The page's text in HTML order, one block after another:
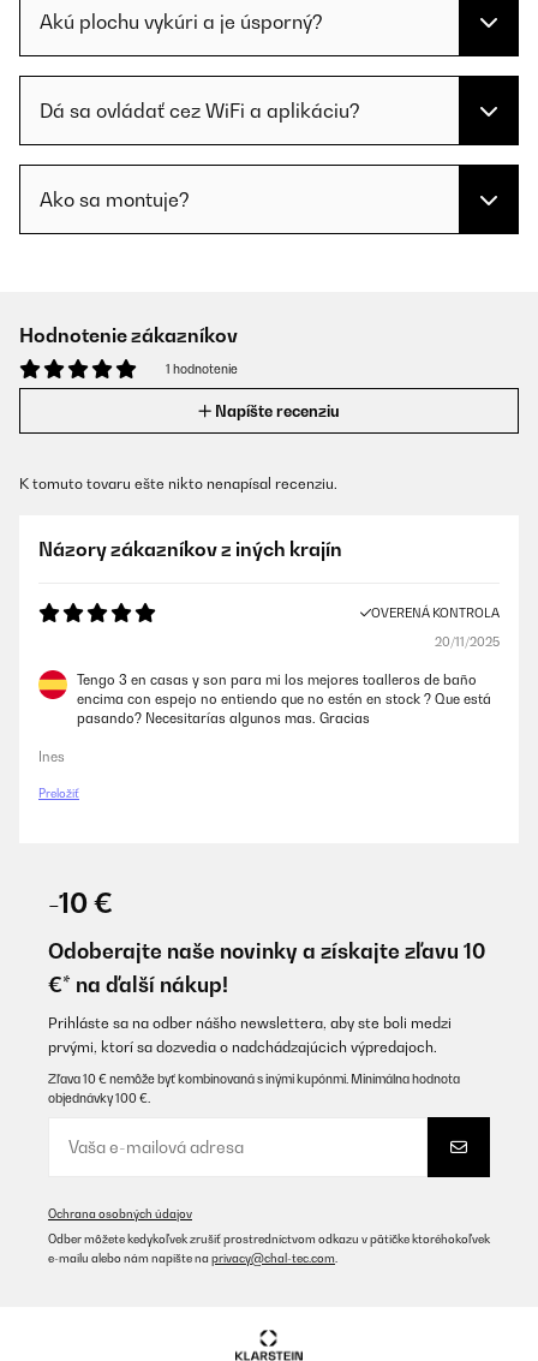
Akú plochu vykúri a je úsporný?
Dá sa ovládať cez WiFi a aplikáciu?
Ako sa montuje?
Hodnotenie zákazníkov
1 hodnotenie
Napíšte recenziu
K tomuto tovaru ešte nikto nenapísal recenziu.
Názory zákazníkov z iných krajín
OVERENÁ KONTROLA
20/11/2025
Tengo 3 en casas y son para mi los mejores toalleros de baño
encima con espejo no entiendo que no estén en stock ? Que está
pasando? Necesitarías algunos mas. Gracias
Ines
Preložiť
-10 €
Odoberajte naše novinky a získajte zľavu 10
€* na ďalší nákup!
Prihláste sa na odber nášho newslettera, aby ste boli medzi
prvými, ktorí sa dozvedia o nadchádzajúcich výpredajoch.
Zľava 10 € nemôže byť kombinovaná s inými kupónmi. Minimálna hodnota
objednávky 100 €.
Ochrana osobných údajov
Odber môžete kedykoľvek zrušiť prostredníctvom odkazu v pätičke ktoréhokoľvek
e-mailu alebo nám napíšte na privacy@chal-tec.com